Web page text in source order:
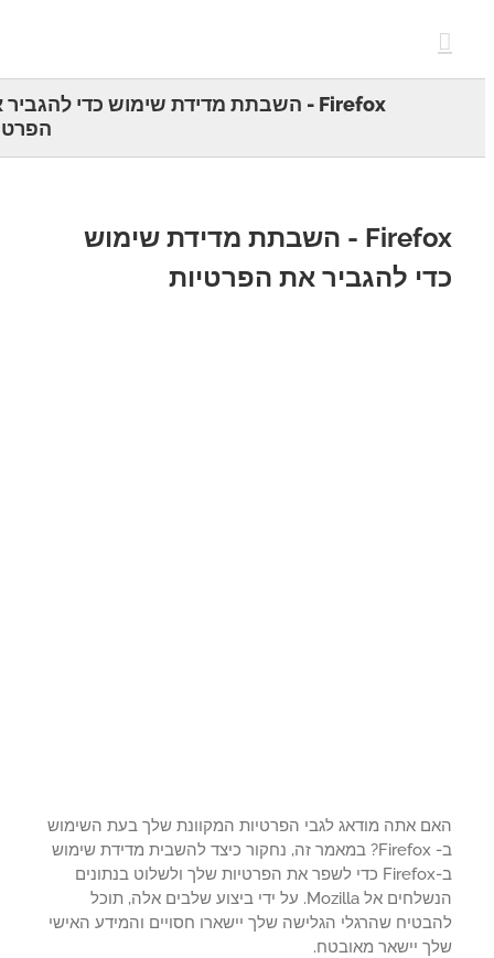
Firefox - השבתת מדידת שימוש כדי להגביר את
הפרטיות
Firefox - השבתת מדידת שימוש
להגביר את הפרטיות
אתה מודאג לגבי הפרטיות המקוונת שלך בעת השימוש
ב- Firefox? במאמר זה, נחקור כיצד להשבית מדידת שימוש
ב-Firefox כדי לשפר את הפרטיות שלך ולשלוט בנתונים
הנשלחים אל Mozilla. על ידי ביצוע שלבים אלה, תוכל
שהרגלי הגלישה שלך יישארו חסויים והמידע האישי
יישאר מאובטח.